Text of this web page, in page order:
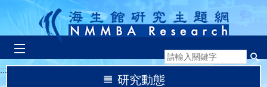
跳到主要內容區塊
:::
研究動態